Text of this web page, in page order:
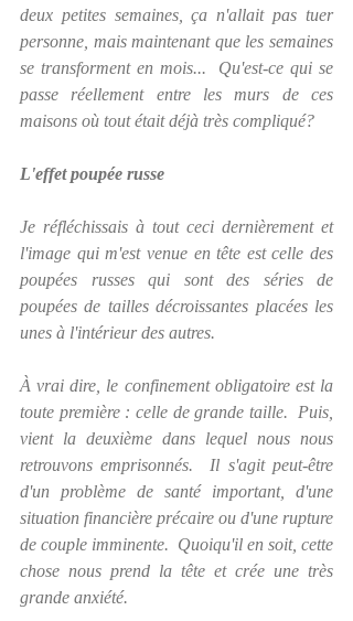
deux petites semaines, ça n'allait pas tuer
personne, mais maintenant que les semaines
se transforment en mois...  Qu'est-ce qui se
passe réellement entre les murs de ces
maisons où tout était déjà très compliqué?
L'effet poupée russe
Je réfléchissais à tout ceci dernièrement et
l'image qui m'est venue en tête est celle des
poupées russes qui sont des séries de
poupées de tailles décroissantes placées les
unes à l'intérieur des autres.
À vrai dire, le confinement obligatoire est la
toute première : celle de grande taille.  Puis,
vient la deuxième dans lequel nous nous
retrouvons emprisonnés.  Il s'agit peut-être
d'un problème de santé important, d'une
situation financière précaire ou d'une rupture
de couple imminente.  Quoiqu'il en soit, cette
chose nous prend la tête et crée une très
grande anxiété.